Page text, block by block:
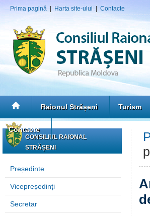
Prima pagină Harta site-ului Contacte
Raionul Strășeni Turism
Contacte
CONSILIUL RAIONAL
STRĂȘENI
Președinte
Vicepreședinți
Secretar